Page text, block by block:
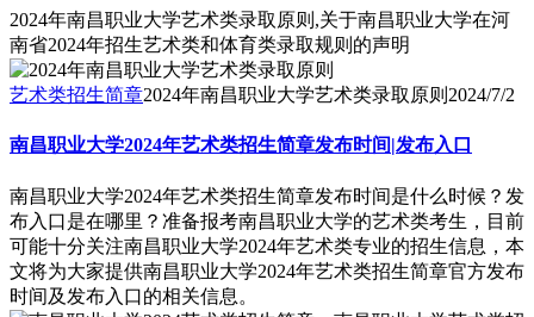
2024年南昌职业大学艺术类录取原则,关于南昌职业大学在河
南省2024年招生艺术类和体育类录取规则的声明
艺术类招生简章2024年南昌职业大学艺术类录取原则 2024/7/2
南昌职业大学2024年艺术类招生简章发布时间|发布入口
南昌职业大学2024年艺术类招生简章发布时间是什么时候？发
布入口是在哪里？准备报考南昌职业大学的艺术类考生，目前
可能十分关注南昌职业大学2024年艺术类专业的招生信息，本
文将为大家提供南昌职业大学2024年艺术类招生简章官方发布
时间及发布入口的相关信息。